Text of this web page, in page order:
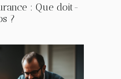
: Que doit-
?